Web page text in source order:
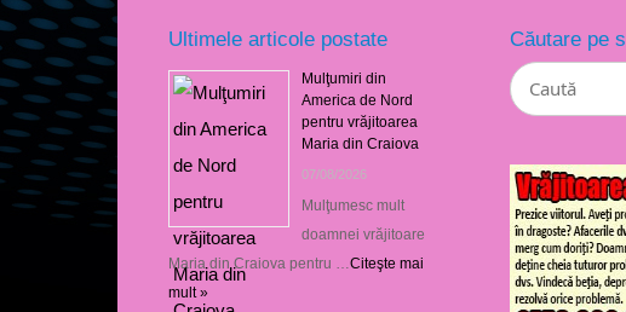
Ultimele articole postate
Mulţumiri din
America de Nord
pentru vrăjitoarea
Maria din Craiova
07/08/2026
Mulţumesc mult
doamnei vrăjitoare
Maria din Craiova pentru … Citeşte mai
mult »
Căutare pe